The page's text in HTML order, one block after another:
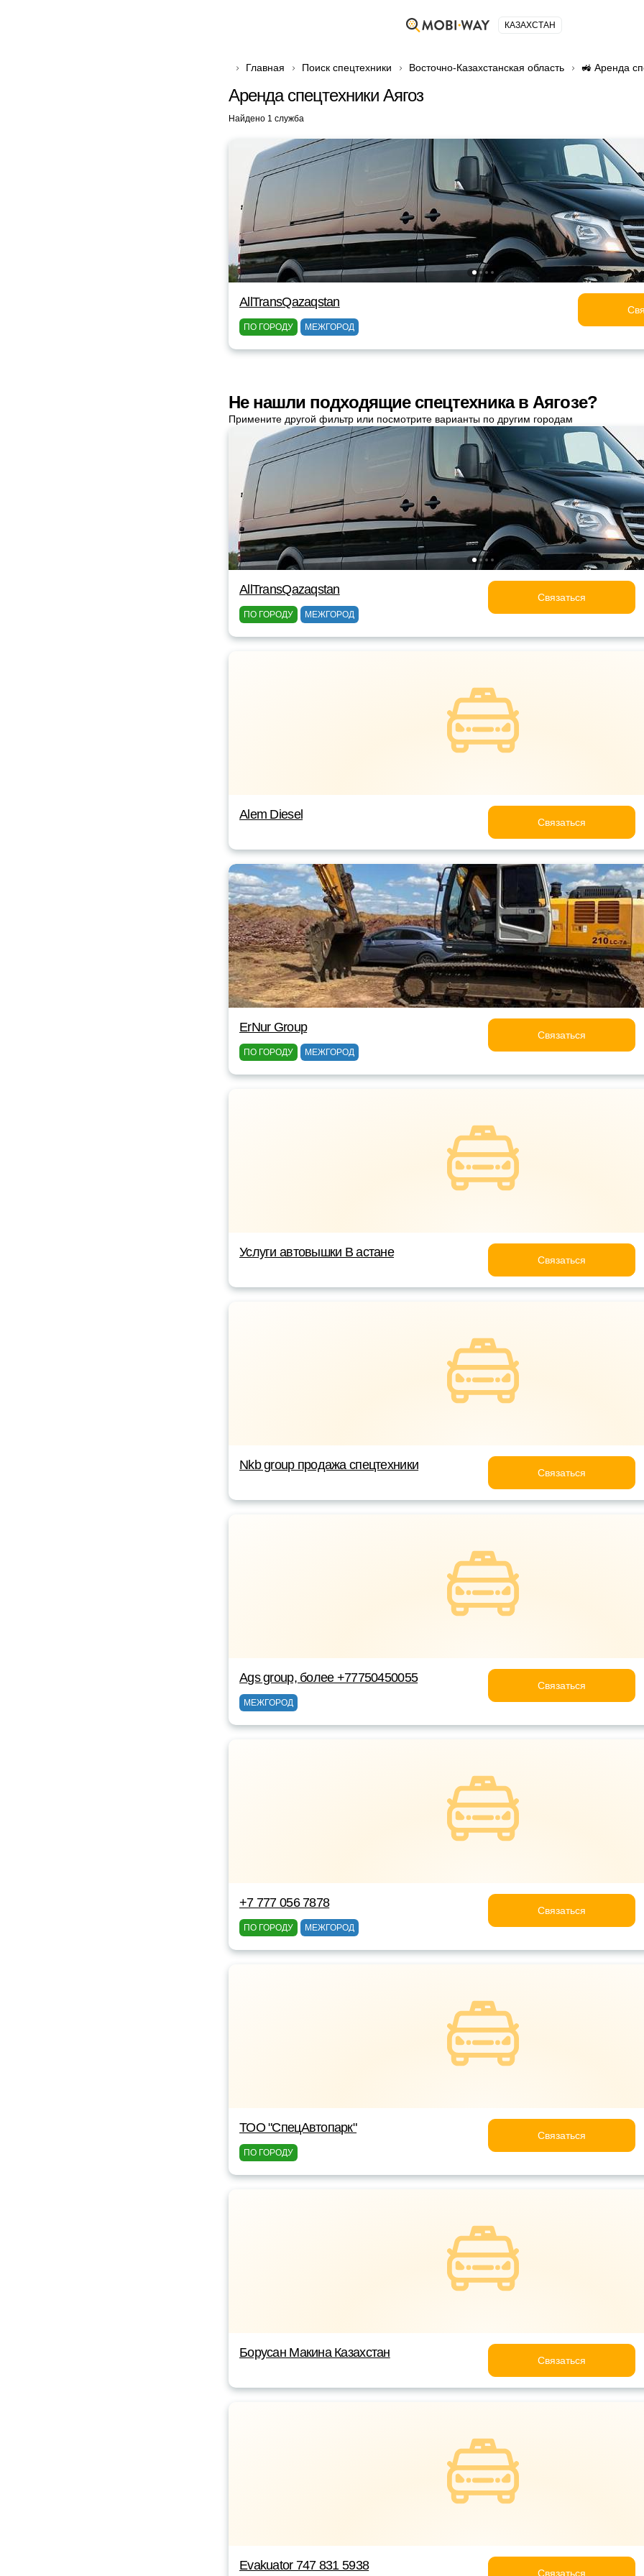
КАЗАХСТАН
Главная Поиск спецтехники Восточно-Казахстанская область 🚜 Аренда
Аренда спецтехники Аягоз
Найдено 1 служба
AllTransQazaqstan
ПО ГОРОДУ МЕЖГОРОД
Не нашли подходящие спецтехника в Аягозе?
Примените другой фильтр или посмотрите варианты по другим городам
AllTransQazaqstan
ПО ГОРОДУ МЕЖГОРОД
Связаться
Alem Diesel
Связаться
ErNur Group
ПО ГОРОДУ МЕЖГОРОД
Связаться
Услуги автовышки В астане
Связаться
Nkb group продажа спецтехники
Связаться
Ags group, более +77750450055
МЕЖГОРОД
Связаться
+7 777 056 7878
ПО ГОРОДУ МЕЖГОРОД
Связаться
ТОО "СпецАвтопарк"
ПО ГОРОДУ
Связаться
Борусан Макина Казахстан
Связаться
Evakuator 747 831 5938
Связаться